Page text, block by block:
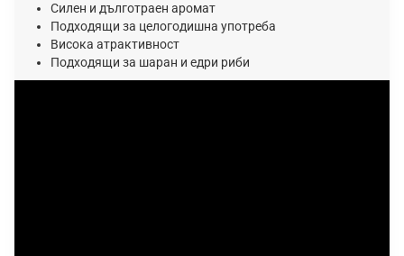
Силен и дълготраен аромат
Подходящи за целогодишна употреба
Висока атрактивност
Подходящи за шаран и едри риби